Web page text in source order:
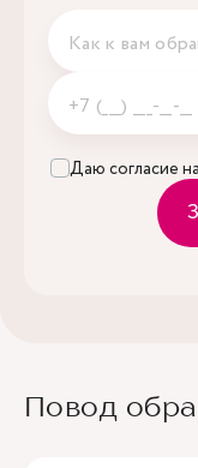
Даю согласие
Повод